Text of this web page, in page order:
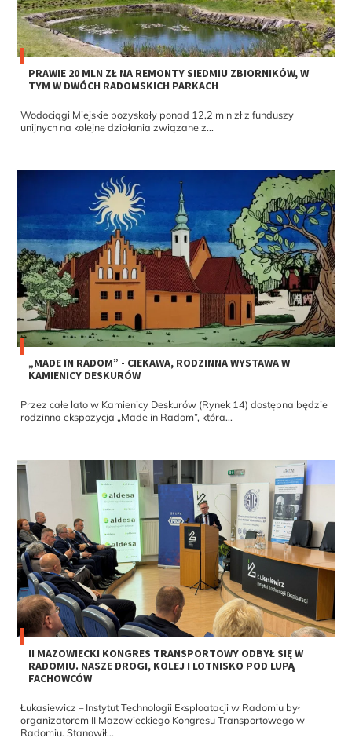
PRAWIE 20 MLN ZŁ NA REMONTY SIEDMIU ZBIORNIKÓW, W
TYM W DWÓCH RADOMSKICH PARKACH
Wodociągi Miejskie pozyskały ponad 12,2 mln zł z funduszy
unijnych na kolejne działania związane z...
„MADE IN RADOM” - CIEKAWA, RODZINNA WYSTAWA W
KAMIENICY DESKURÓW
Przez całe lato w Kamienicy Deskurów (Rynek 14) dostępna będzie
rodzinna ekspozycja „Made in Radom”, która...
II MAZOWIECKI KONGRES TRANSPORTOWY ODBYŁ SIĘ W
RADOMIU. NASZE DROGI, KOLEJ I LOTNISKO POD LUPĄ
FACHOWCÓW
Łukasiewicz – Instytut Technologii Eksploatacji w Radomiu był
organizatorem II Mazowieckiego Kongresu Transportowego w
Radomiu. Stanowił...